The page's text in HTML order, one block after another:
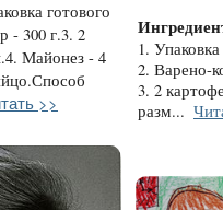
готового
- 300 г.3. 2
Майонез - 4
>>
1.
2. Варено-
3. 2
разм...